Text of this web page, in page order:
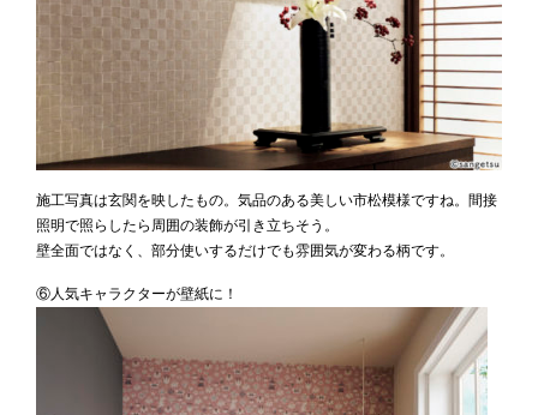
施工写真は玄関を映したもの。気品のある美しい市松模様ですね。間接
照明で照らしたら周囲の装飾が引き立ちそう。
壁全面ではなく、部分使いするだけでも雰囲気が変わる柄です。
⑥人気キャラクターが壁紙に！